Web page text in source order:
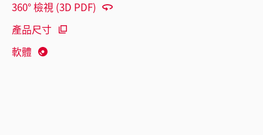
360° 檢視 (3D PDF)
產品尺寸
軟體